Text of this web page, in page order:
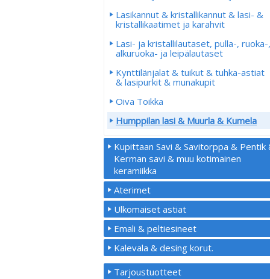
Lasikannut & kristallikannut & lasi- &
kristallikaatimet ja karahvit
Lasi- ja kristallilautaset, pulla-, ruoka-,
alkuruoka- ja leipälautaset
Kynttilänjalat & tuikut & tuhka-astiat
& lasipurkit & munakupit
Oiva Toikka
Humppilan lasi & Muurla & Kumela
Kupittaan Savi & Savitorppa & Pentik
Kerman savi & muu kotimainen
keramiikka
Aterimet
Ulkomaiset astiat
Emali & peltiesineet
Kalevala & desing korut.
Tarjoustuotteet